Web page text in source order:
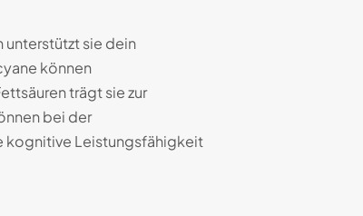
unterstützt sie dein
können
trägt sie zur
bei der
kognitive Leistungsfähigkeit